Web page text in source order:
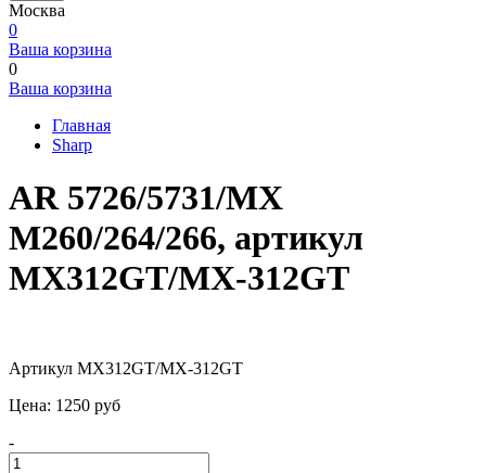
Москва
0
Ваша корзина
0
Ваша корзина
Главная
Sharp
AR 5726/5731/MX
M260/264/266, артикул
MX312GT/MX-312GT
Артикул MX312GT/MX-312GT
Цена: 1250 pуб
-